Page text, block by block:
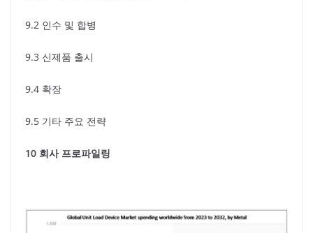
9.2 인수 및 합병
9.3 신제품 출시
9.4 확장
9.5 기타 주요 전략
10 회사 프로파일링